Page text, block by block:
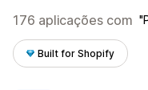
176 aplicações com
Built for Shopify